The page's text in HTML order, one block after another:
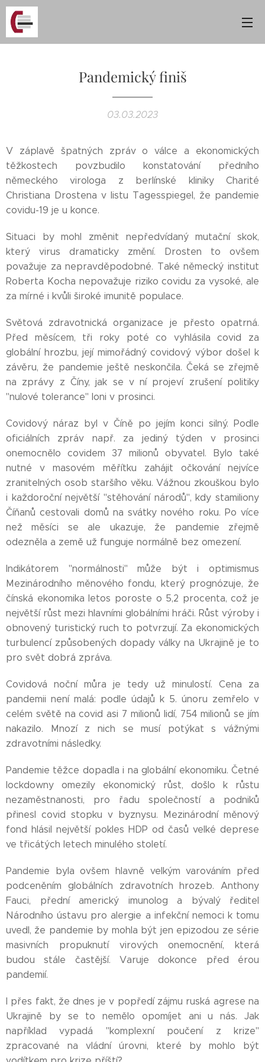
Pandemický finiš
03.03.2023
V záplavě špatných zpráv o válce a ekonomických
těžkostech povzbudilo konstatování předního
německého virologa z berlínské kliniky Charité
Christiana Drostena v listu Tagesspiegel, že pandemie
covidu-19 je u konce.
Situaci by mohl změnit nepředvídaný mutační skok,
který virus dramaticky změní. Drosten to ovšem
považuje za nepravděpodobné. Také německý institut
Roberta Kocha nepovažuje riziko covidu za vysoké, ale
za mírné i kvůli široké imunitě populace.
Světová zdravotnická organizace je přesto opatrná.
Před měsícem, tři roky poté co vyhlásila covid za
globální hrozbu, její mimořádný covidový výbor došel k
závěru, že pandemie ještě neskončila. Čeká se zřejmě
na zprávy z Číny, jak se v ní projeví zrušení politiky
"nulové tolerance" loni v prosinci.
Covidový náraz byl v Číně po jejím konci silný. Podle
oficiálních zpráv např. za jediný týden v prosinci
onemocnělo covidem 37 milionů obyvatel. Bylo také
nutné v masovém měřítku zahájit očkování nejvíce
zranitelných osob staršího věku. Vážnou zkouškou bylo
i každoroční největší "stěhování národů", kdy stamiliony
Číňanů cestovali domů na svátky nového roku. Po více
než měsíci se ale ukazuje, že pandemie zřejmě
odezněla a země už funguje normálně bez omezení.
Indikátorem "normálnosti" může být i optimismus
Mezinárodního měnového fondu, který prognózuje, že
čínská ekonomika letos poroste o 5,2 procenta, což je
největší růst mezi hlavními globálními hráči. Růst výroby i
obnovený turistický ruch to potvrzují. Za ekonomických
turbulencí způsobených dopady války na Ukrajině je to
pro svět dobrá zpráva.
Covidová noční můra je tedy už minulostí. Cena za
pandemii není malá: podle údajů k 5. únoru zemřelo v
celém světě na covid asi 7 milionů lidí, 754 milionů se jím
nakazilo. Mnozí z nich se musí potýkat s vážnými
zdravotními následky.
Pandemie těžce dopadla i na globální ekonomiku. Četné
lockdowny omezily ekonomický růst, došlo k růstu
nezaměstnanosti, pro řadu společností a podniků
přinesl covid stopku v byznysu. Mezinárodní měnový
fond hlásil největší pokles HDP od časů velké deprese
ve třicátých letech minulého století.
Pandemie byla ovšem hlavně velkým varováním před
podceněním globálních zdravotních hrozeb. Anthony
Fauci, přední americký imunolog a bývalý ředitel
Národního ústavu pro alergie a infekční nemoci k tomu
uvedl, že pandemie by mohla být jen epizodou ze série
masivních propuknutí virových onemocnění, která
budou stále častější. Varuje dokonce před érou
pandemií.
I přes fakt, že dnes je v popředí zájmu ruská agrese na
Ukrajině by se to nemělo opomíjet ani u nás. Jak
například vypadá "komplexní poučení z krize"
zpracované na vládní úrovni, které by mohlo být